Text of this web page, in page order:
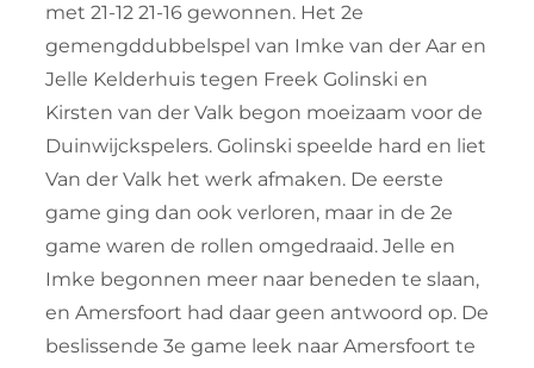
met 21-12 21-16 gewonnen. Het 2e
gemengddubbelspel van Imke van der Aar en
Jelle Kelderhuis tegen Freek Golinski en
Kirsten van der Valk begon moeizaam voor de
Duinwijckspelers. Golinski speelde hard en liet
Van der Valk het werk afmaken. De eerste
game ging dan ook verloren, maar in de 2e
game waren de rollen omgedraaid. Jelle en
Imke begonnen meer naar beneden te slaan,
en Amersfoort had daar geen antwoord op. De
beslissende 3e game leek naar Amersfoort te